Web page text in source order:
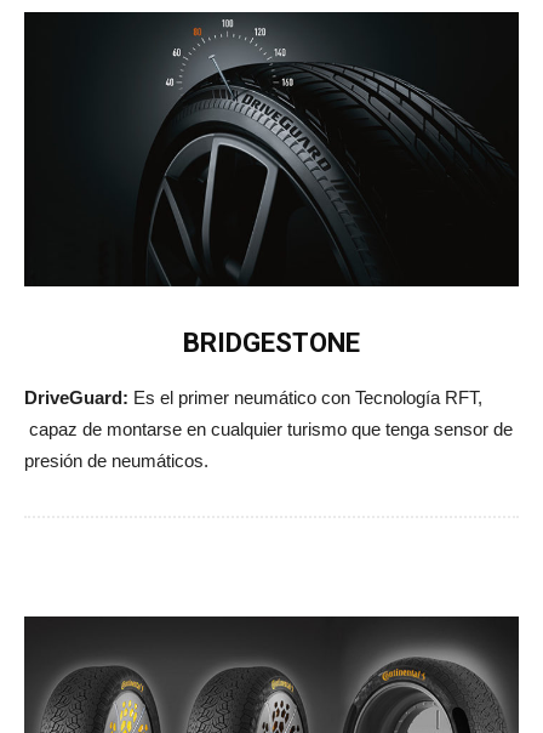
BRIDGESTONE
DriveGuard: Es el primer neumático con Tecnología RFT,
capaz de montarse en cualquier turismo que tenga sensor de
presión de neumáticos.